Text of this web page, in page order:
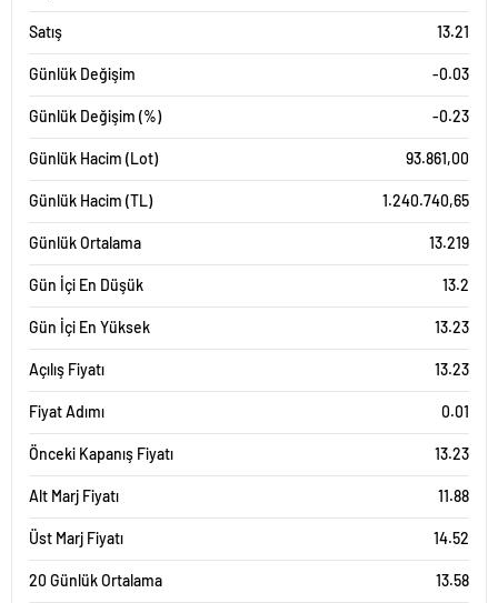
Satış 13.21
Günlük Değişim -0.03
Günlük Değişim (%) -0.23
Günlük Hacim (Lot) 93.861,00
Günlük Hacim (TL) 1.240.740,65
Günlük Ortalama 13.219
Gün İçi En Düşük 13.2
Gün İçi En Yüksek 13.23
Açılış Fiyatı 13.23
Fiyat Adımı 0.01
Önceki Kapanış Fiyatı 13.23
Alt Marj Fiyatı 11.88
Üst Marj Fiyatı 14.52
20 Günlük Ortalama 13.58